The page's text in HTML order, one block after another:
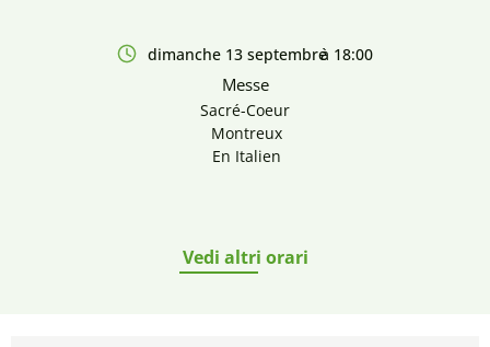
dimanche 13 septembreà 18:00
Messe
Sacré-Coeur
Montreux
En Italien
Vedi altri orari